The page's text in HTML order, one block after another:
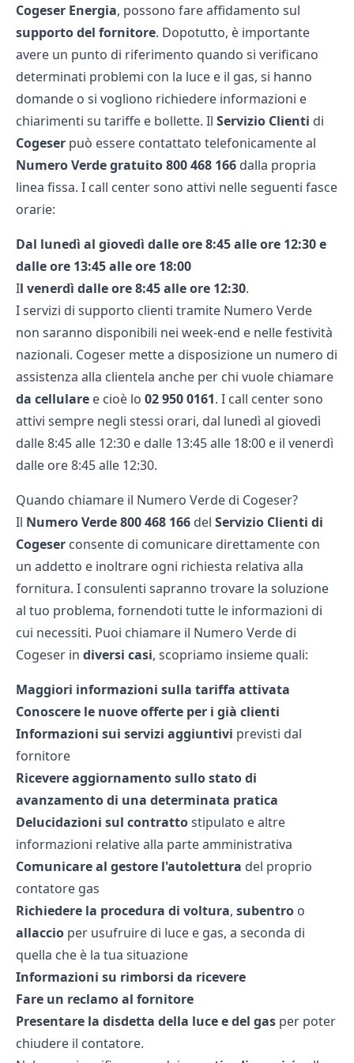
Cogeser Energia, possono fare affidamento sul
supporto del fornitore. Dopotutto, è importante
avere un punto di riferimento quando si verificano
determinati problemi con la luce e il gas, si hanno
domande o si vogliono richiedere informazioni e
chiarimenti su tariffe e bollette. Il Servizio Clienti di
Cogeser può essere contattato telefonicamente al
Numero Verde gratuito 800 468 166 dalla propria
linea fissa. I call center sono attivi nelle seguenti fasce
orarie:
Dal lunedì al giovedì dalle ore 8:45 alle ore 12:30 e
dalle ore 13:45 alle ore 18:00
Il venerdì dalle ore 8:45 alle ore 12:30.
I servizi di supporto clienti tramite Numero Verde
non saranno disponibili nei week-end e nelle festività
nazionali. Cogeser mette a disposizione un numero di
assistenza alla clientela anche per chi vuole chiamare
da cellulare e cioè lo 02 950 0161. I call center sono
attivi sempre negli stessi orari, dal lunedì al giovedì
dalle 8:45 alle 12:30 e dalle 13:45 alle 18:00 e il venerdì
dalle ore 8:45 alle 12:30.
Quando chiamare il Numero Verde di Cogeser?
Il Numero Verde 800 468 166 del Servizio Clienti di
Cogeser consente di comunicare direttamente con
un addetto e inoltrare ogni richiesta relativa alla
fornitura. I consulenti sapranno trovare la soluzione
al tuo problema, fornendoti tutte le informazioni di
cui necessiti. Puoi chiamare il Numero Verde di
Cogeser in diversi casi, scopriamo insieme quali:
Maggiori informazioni sulla tariffa attivata
Conoscere le nuove offerte per i già clienti
Informazioni sui servizi aggiuntivi previsti dal
fornitore
Ricevere aggiornamento sullo stato di
avanzamento di una determinata pratica
Delucidazioni sul contrattostipulato e altre
informazioni relative alla parte amministrativa
Comunicare al gestore l'autolettura del proprio
contatore gas
Richiedere la procedura di voltura, subentro o
allaccio per usufruire di luce e gas, a seconda di
quella che è la tua situazione
Informazioni su rimborsi da ricevere
Fare un reclamo al fornitore
Presentare la disdetta della luce e del gas per poter
chiudere il contatore.